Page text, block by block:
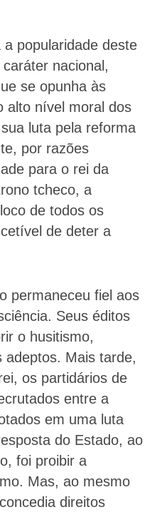
popularidade deste
nacional,
se opunha às
alto nível moral dos
luta pela reforma
por razões
para o rei da
tcheco, a
de todos os
de deter a
permaneceu fiel aos
Seus éditos
o husitismo,
adeptos. Mais tarde,
os partidários de
entre a
em uma luta
do Estado, ao
foi proibir a
Mas, ao mesmo
direitos